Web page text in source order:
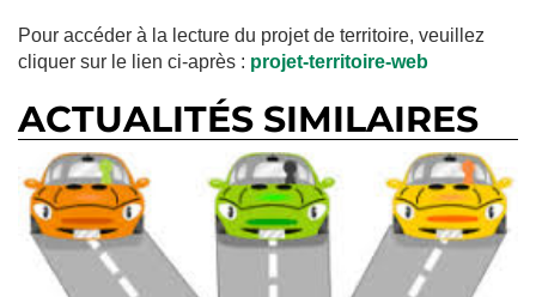
Pour accéder à la lecture du projet de territoire, veuillez
cliquer sur le lien ci-après : projet-territoire-web
ACTUALITÉS SIMILAIRES